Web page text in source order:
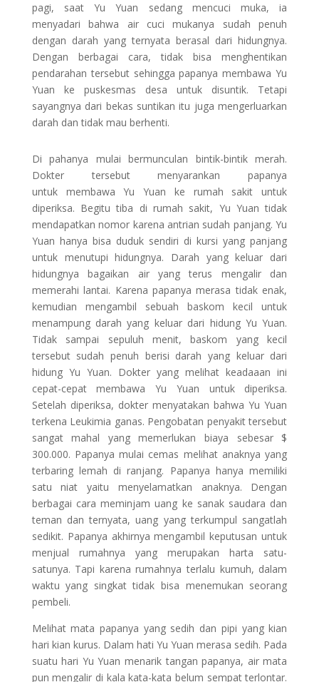
pagi, saat Yu Yuan sedang mencuci muka, ia
menyadari bahwa air cuci mukanya sudah penuh
dengan darah yang ternyata berasal dari hidungnya.
Dengan berbagai cara, tidak bisa menghentikan
pendarahan tersebut sehingga papanya membawa Yu
Yuan ke puskesmas desa untuk disuntik. Tetapi
sayangnya dari bekas suntikan itu juga mengerluarkan
darah dan tidak mau berhenti.
Di pahanya mulai bermunculan bintik-bintik merah.
Dokter tersebut menyarankan papanya
untuk membawa Yu Yuan ke rumah sakit untuk
diperiksa. Begitu tiba di rumah sakit, Yu Yuan tidak
mendapatkan nomor karena antrian sudah panjang. Yu
Yuan hanya bisa duduk sendiri di kursi yang panjang
untuk menutupi hidungnya. Darah yang keluar dari
hidungnya bagaikan air yang terus mengalir dan
memerahi lantai. Karena papanya merasa tidak enak,
kemudian mengambil sebuah baskom kecil untuk
menampung darah yang keluar dari hidung Yu Yuan.
Tidak sampai sepuluh menit, baskom yang kecil
tersebut sudah penuh berisi darah yang keluar dari
hidung Yu Yuan. Dokter yang melihat keadaaan ini
cepat-cepat membawa Yu Yuan untuk diperiksa.
Setelah diperiksa, dokter menyatakan bahwa Yu Yuan
terkena Leukimia ganas. Pengobatan penyakit tersebut
sangat mahal yang memerlukan biaya sebesar $
300.000. Papanya mulai cemas melihat anaknya yang
terbaring lemah di ranjang. Papanya hanya memiliki
satu niat yaitu menyelamatkan anaknya. Dengan
berbagai cara meminjam uang ke sanak saudara dan
teman dan ternyata, uang yang terkumpul sangatlah
sedikit. Papanya akhirnya mengambil keputusan untuk
menjual rumahnya yang merupakan harta satu-
satunya. Tapi karena rumahnya terlalu kumuh, dalam
waktu yang singkat tidak bisa menemukan seorang
pembeli.
Melihat mata papanya yang sedih dan pipi yang kian
hari kian kurus. Dalam hati Yu Yuan merasa sedih. Pada
suatu hari Yu Yuan menarik tangan papanya, air mata
pun mengalir di kala kata-kata belum sempat terlontar.